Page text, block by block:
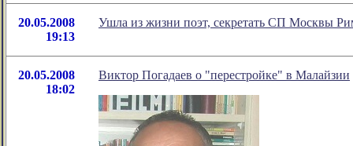
20.05.2008
19:13
Ушла из жизни поэт, секретать СП Москвы
20.05.2008
18:02
Виктор Погадаев о "перестройке" в Малайзии